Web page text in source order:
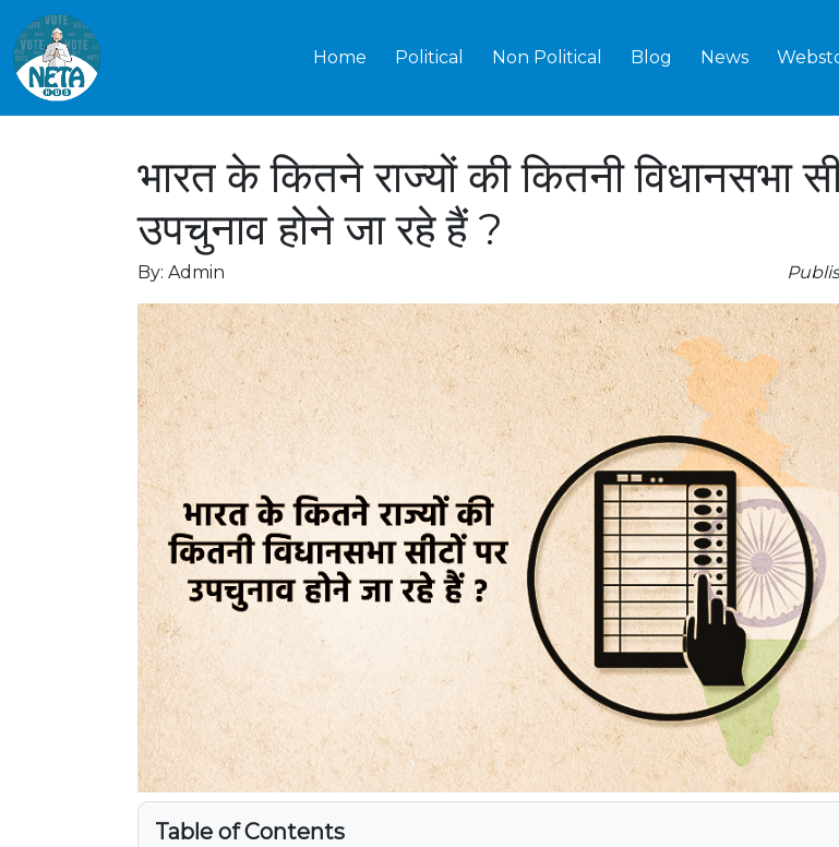
Home Political Non Political Blog News
भारत के कितने राज्यों की कितनी विधानसभा
उपचुनाव होने जा रहे हैं ?
By: Admin
Table of Contents